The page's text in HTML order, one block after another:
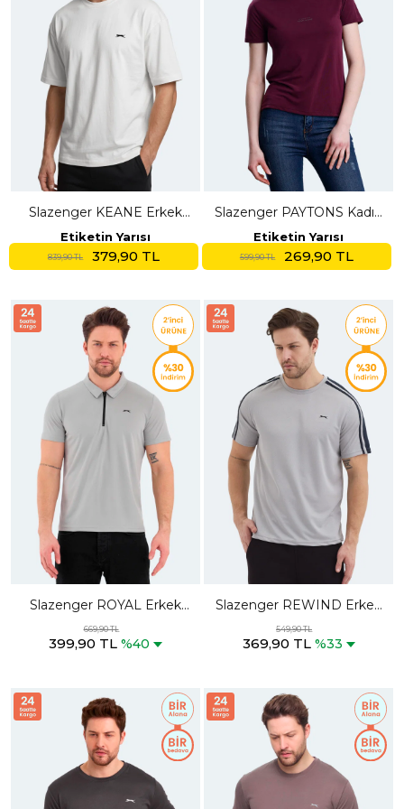
Slazenger KEANE Erkek
Oversıze Beyaz Tişört
Etiketin Yarısı
839,90 TL 379,90 TL
Slazenger PAYTONS Kadın
Mürdüm Tişört
Etiketin Yarısı
599,90 TL 269,90 TL
Slazenger ROYAL Erkek
Polo Yaka Gri Tişört
669,90 TL
399,90 TL %40
Slazenger REWIND Erkek
Gri Tişört
549,90 TL
369,90 TL %33